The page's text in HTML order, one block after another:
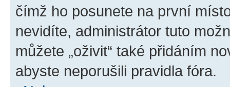
čímž ho posunete na první
nevidíte, administrátor tuto
můžete „oživit“ také přidáním
abyste neporušili pravidla fóra.